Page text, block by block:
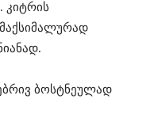
კიტრის
ბოსტნეულად